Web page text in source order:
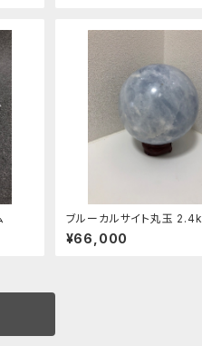
ブルーカルサイト丸玉 2.4k
¥66,000